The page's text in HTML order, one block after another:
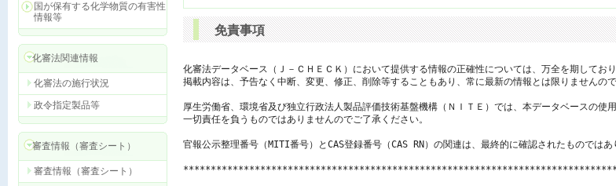
国が保有する化学物質の有害性
情報等
化審法関連情報
化審法の施行状況
政令指定製品等
審査情報（審査シート）
審査情報（審査シート）
免責事項
化審法データベース（Ｊ－ＣＨＥＣＫ）において提供する情報の正確性については、万全を期してお
掲載内容は、予告なく中断、変更、修正、削除等することもあり、常に最新の情報とは限りませんので
厚生労働省、環境省及び独立行政法人製品評価技術基盤機構（ＮＩＴＥ）では、本データベースの
一切責任を負うものではありませんのでご了承ください。
官報公示整理番号（MITI番号）とCAS登録番号（CAS RN）の関連は、最終的に確認されたものではあ